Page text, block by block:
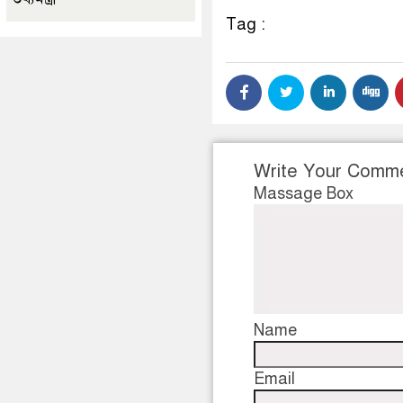
Tag :
Write Your
Massage Box
Name
Email